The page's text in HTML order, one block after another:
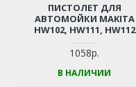
ПИСТОЛЕТ ДЛЯ
АВТОМОЙКИ MAKITA
HW102, HW111, HW112
1058р.
В НАЛИЧИИ